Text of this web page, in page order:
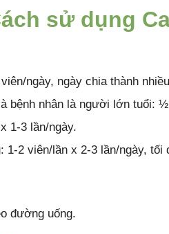
sử dụng
ngày, ngày chia thành
bệnh nhân là người lớn tuổi:
1-3 lần/ngày.
1-2 viên/lần x 2-3 lần/ngày, tối
đường uống.